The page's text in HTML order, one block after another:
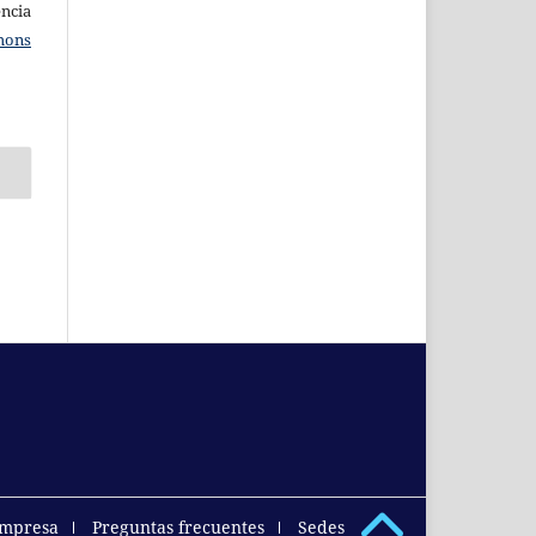
Preguntas frecuentes Sedes